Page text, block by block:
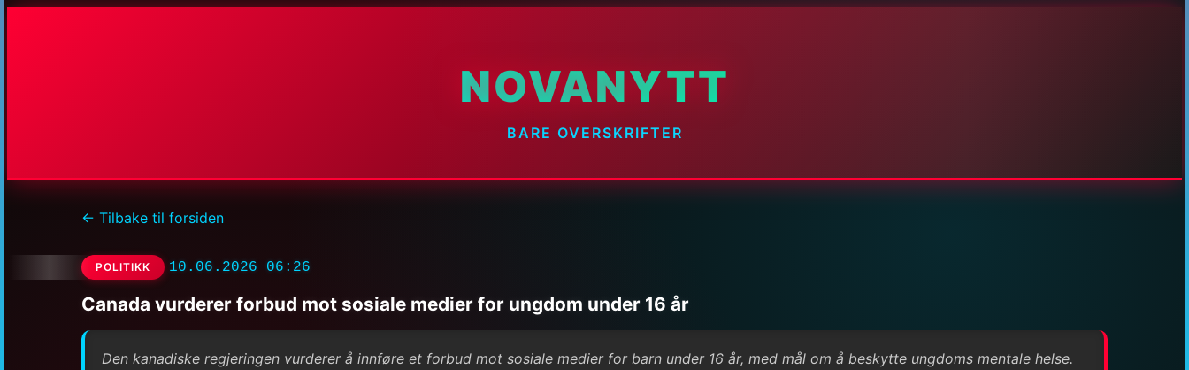
NOVANYTT
BARE OVERSKRIFTER
← Tilbake til forsiden
POLITIKK 10.06.2026 06:26
Canada vurderer forbud mot sosiale medier for ungdom under 16 år
Den kanadiske regjeringen vurderer å innføre et forbud mot sosiale medier for barn under 16 år, med mål om å beskytte ungdoms mentale helse.